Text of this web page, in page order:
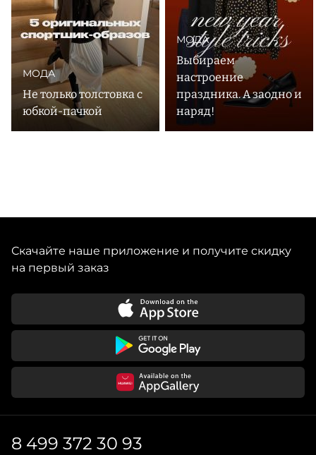
МОДА
Не только толстовка с
юбкой-пачкой
МОДА
Выбираем
настроение
праздника. А заодно и
наряд!
Скачайте наше приложение и получите скидку
на первый заказ
8 499 372 30 93